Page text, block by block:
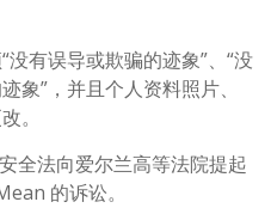
有误导或欺骗的迹象”、“没
象”，并且个人资料照片、
。
全法向爱尔兰高等法院提起
的诉讼。